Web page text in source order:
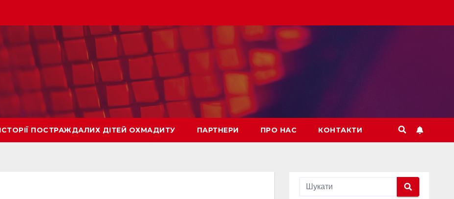
ІСТОРІЇ ПОСТРАЖДАЛИХ ДІТЕЙ ОХМАДИТУ ПАРТНЕРИ ПРО НАС КОНТАКТИ